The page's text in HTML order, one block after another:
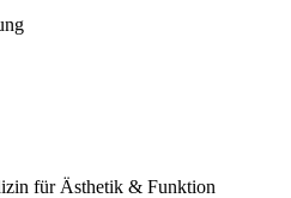
für Ästhetik & Funktion